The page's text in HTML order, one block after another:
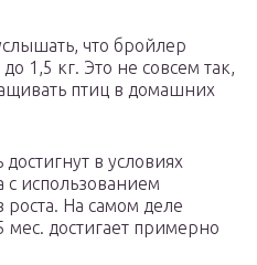
что бройлер
1,5 кг. Это не совсем так,
птиц в домашних
в условиях
с использованием
На самом деле
достигает примерно